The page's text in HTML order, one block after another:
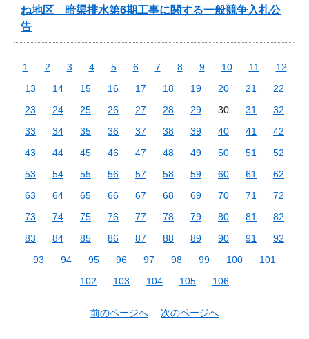
ね地区 暗渠排水第6期工事に関する一般競争入札公
告
1 2 3 4 5 6 7 8 9 10 11
12
13
14 15 16 17 18 19 20 21
22
23
24 25 26 27 28 29 30 31
32
33
34 35 36 37 38 39 40 41
42
43
44 45 46 47 48 49 50 51
52
53
54 55 56 57 58 59 60 61
62
63
64 65 66 67 68 69 70 71
72
73
74 75 76 77 78 79 80 81
82
83
84 85 86 87 88 89 90 91
92
93
94 95 96 97 98 99 100
101
102
103 104 105 106
前のページへ 次のページへ